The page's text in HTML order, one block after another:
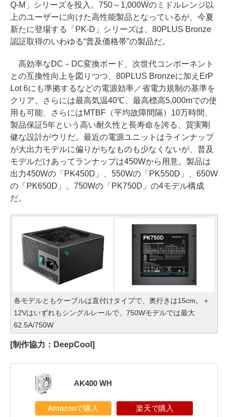
Q-M」シリーズを投入。750～1,000Wのミドルレンジ以
上のユーザーに向けた高性能製品となっているが、今夏
新たに登場する「PK-D」シリーズは、80PLUS Bronze
認証取得のいわゆる“普及価格帯”の製品だ。
高効率なDC－DC変換ボード、次世代コンポーネント
との互換性向上を図りつつ、80PLUS Bronzeに加えErP
Lot 6にも準拠するなどの電源効率／省電力規制の基準を
クリア。さらには最高気温40℃、最高標高5,000mでの使
用も可能、さらにはMTBF（平均故障間隔）10万時間、
製品保証5年という高い耐久性と長寿命を誇る、質実剛
健な設計がウリだ。最近の電源ユニットはラインナップ
が大出力モデルに偏りがちなものも少なくないが、普及
モデルだけあってランナップは450Wから用意。製品は
出力450Wの「PK450D」、550Wの「PK550D」、650W
の「PK650D」、750Wの「PK750D」の4モデル構成
だ。
各モデルともケーブルは直付けタイプで、奥行きは15cm。＋
12Vはいずれもシングルレールで、750Wモデルでは最大
62.5A/750W
[制作協力：DeepCool]
AK400 WH
Amazonで購入 楽天で購入